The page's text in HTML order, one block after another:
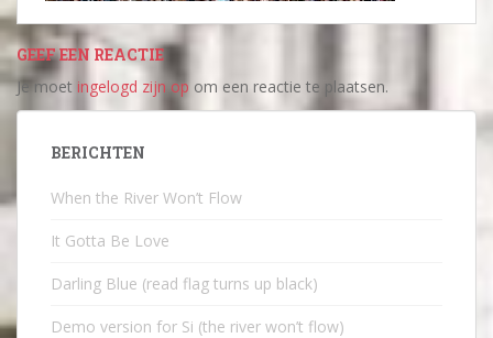
GEEF EEN REACTIE
Je moet ingelogd zijn op om een reactie te plaatsen.
BERICHTEN
When the River Won’t Flow
It Gotta Be Love
Darling Blue (read flag turns up black)
Demo version for Si (the river won’t flow)